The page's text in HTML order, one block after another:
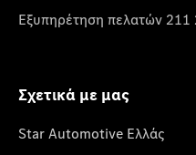
Εξυπηρέτηση πελατών
Σχετικά με μας
Star Automotive Ελλάς